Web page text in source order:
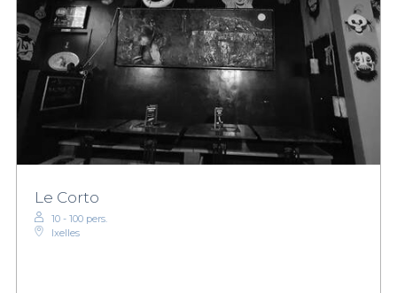
Le Corto
10 - 100 pers.
Ixelles